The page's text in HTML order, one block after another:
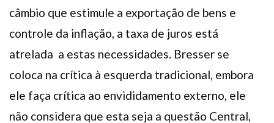
câmbio que estimule a exportação de bens e
controle da inflação, a taxa de juros está
atrelada a estas necessidades. Bresser se
coloca na crítica à esquerda tradicional, embora
ele faça crítica ao envididamento externo, ele
não considera que esta seja a questão Central,